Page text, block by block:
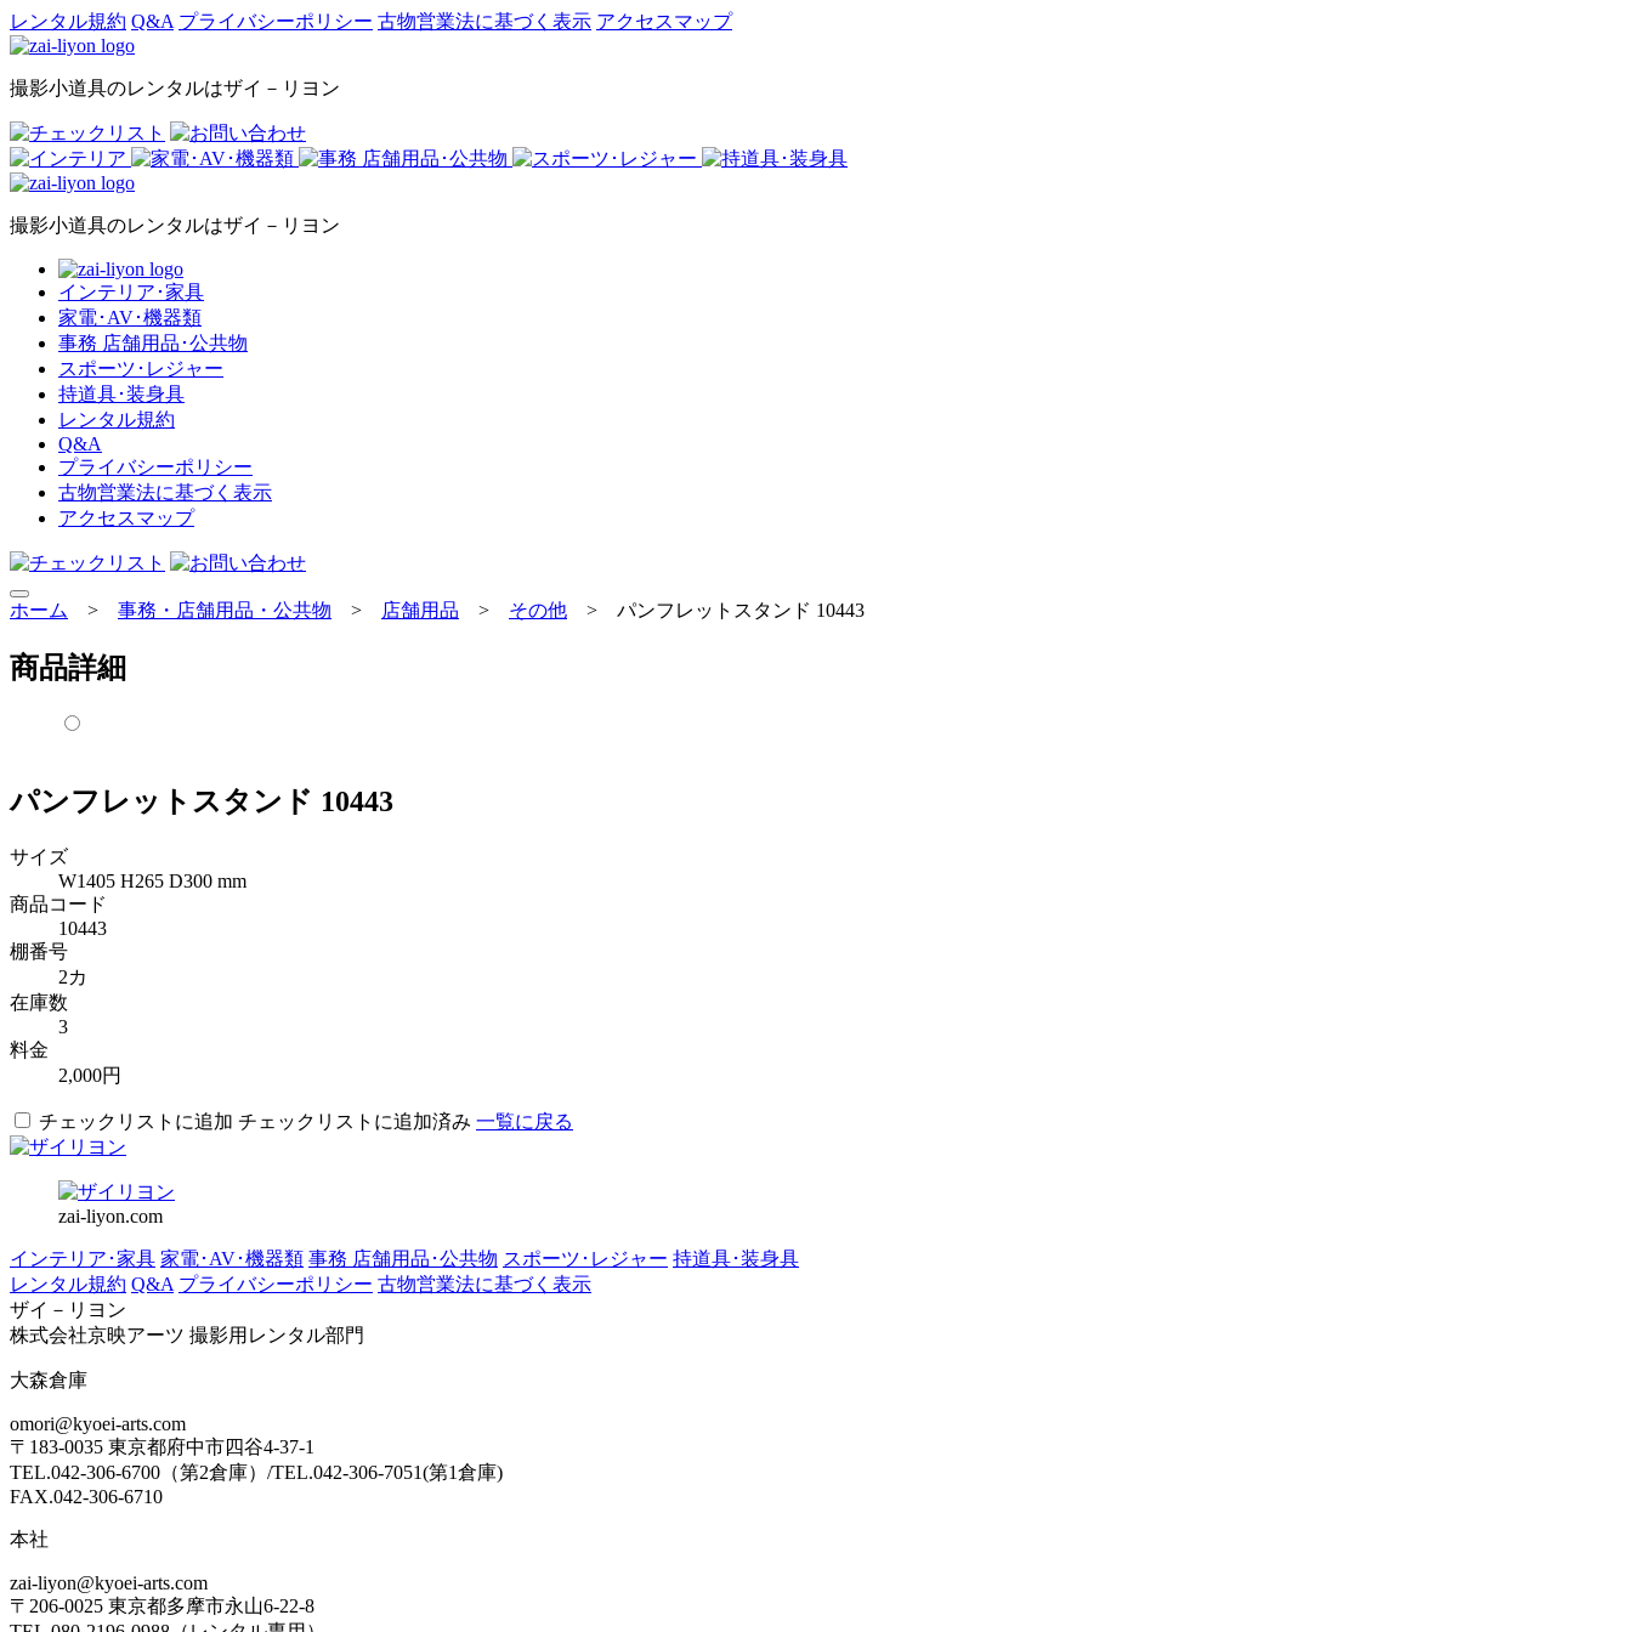
レンタル規約 Q&A プライバシーポリシー 古物営業法に基づく表示 アクセスマップ
撮影小道具のレンタルはザイ－リヨン
撮影小道具のレンタルはザイ－リヨン
インテリア･家具
家電･AV･機器類
事務 店舗用品･公共物
スポーツ･レジャー
持道具･装身具
レンタル規約
Q&A
プライバシーポリシー
古物営業法に基づく表示
アクセスマップ
ホーム > 事務・店舗用品・公共物 > 店舗用品 > その他 > パンフレットスタンド 10443
商品詳細
パンフレットスタンド 10443
サイズ
W1405 H265 D300 mm
商品コード
10443
棚番号
2カ
在庫数
3
料金
2,000円
チェックリストに追加 チェックリストに追加済み 一覧に戻る
zai-liyon.com
インテリア･家具 家電･AV･機器類 事務 店舗用品･公共物 スポーツ･レジャー 持道具･装身具
レンタル規約 Q&A プライバシーポリシー 古物営業法に基づく表示
ザイ－リヨン
株式会社京映アーツ 撮影用レンタル部門
大森倉庫
omori@kyoei-arts.com
〒183-0035 東京都府中市四谷4-37-1
TEL.042-306-6700（第2倉庫）/TEL.042-306-7051(第1倉庫)
FAX.042-306-6710
本社
zai-liyon@kyoei-arts.com
〒206-0025 東京都多摩市永山6-22-8